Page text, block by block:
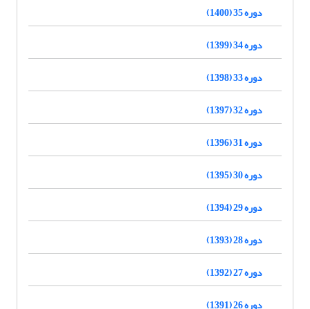
دوره 35 (1400)
دوره 34 (1399)
دوره 33 (1398)
دوره 32 (1397)
دوره 31 (1396)
دوره 30 (1395)
دوره 29 (1394)
دوره 28 (1393)
دوره 27 (1392)
دوره 26 (1391)